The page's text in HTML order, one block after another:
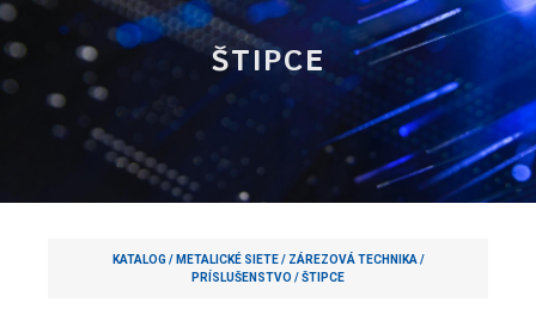
ŠTIPCE
KATALOG / METALICKÉ SIETE/ ZÁREZOVÁ TECHNIKA/
PRÍSLUŠENSTVO /ŠTIPCE